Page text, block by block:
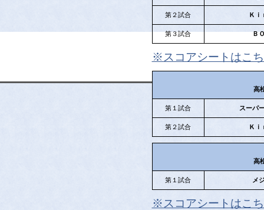
第２試合 Ｋｉ
第３試合 Ｂ
※スコアシートはこ
高
第１試合 スーパ
第２試合 Ｋｉ
高
第１試合 メ
※スコアシートはこ